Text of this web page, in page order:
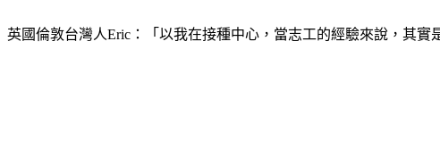
英國倫敦台灣人Eric：「以我在接種中心，當志工的經驗來說，其實